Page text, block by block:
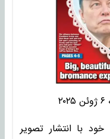
با انتشار تصویر